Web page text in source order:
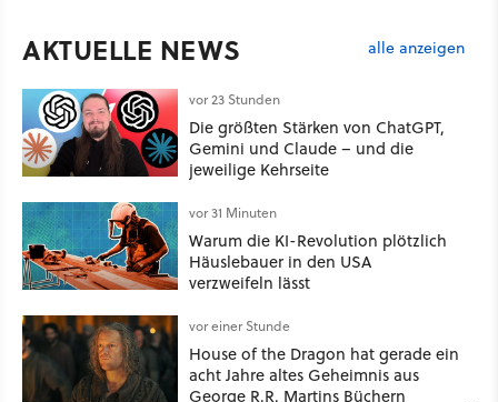
AKTUELLE NEWS alle anzeigen
vor 23 Stunden
Die größten Stärken von ChatGPT,
Gemini und Claude – und die
jeweilige Kehrseite
vor 31 Minuten
Warum die KI-Revolution plötzlich
Häuslebauer in den USA
verzweifeln lässt
vor einer Stunde
House of the Dragon hat gerade ein
acht Jahre altes Geheimnis aus
George R.R. Martins Büchern